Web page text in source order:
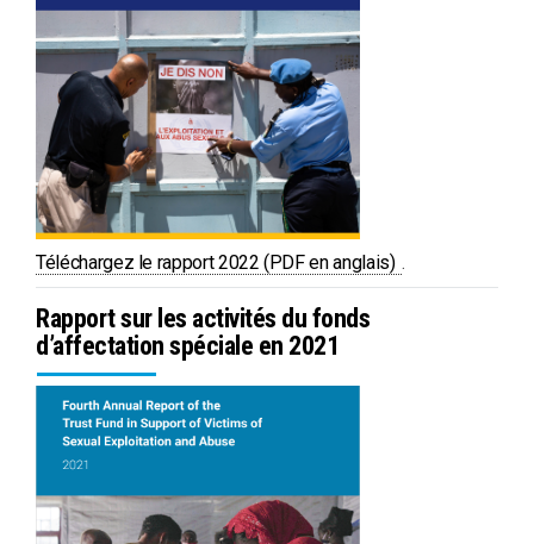
Téléchargez le rapport 2022 (PDF en anglais) PDF
.
Rapport sur les activités du fonds
d’affectation spéciale en 2021